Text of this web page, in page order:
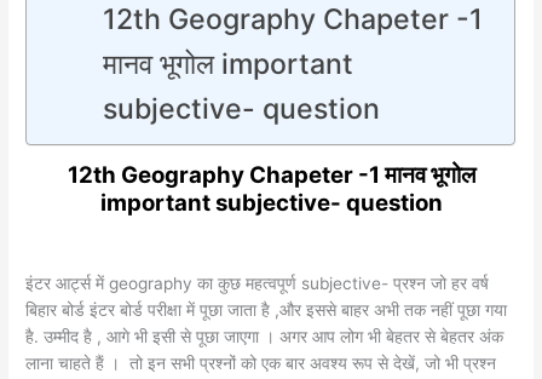
12th Geography Chapeter -1
मानव भूगोल important
subjective- question
12th Geography Chapeter -1 मानव भूगोल
important subjective- question
इंटर आर्ट्स में geography का कुछ महत्वपूर्ण subjective- प्रश्न जो हर वर्ष
बिहार बोर्ड इंटर बोर्ड परीक्षा में पूछा जाता है ,और इससे बाहर अभी तक नहीं पूछा गया
है. उम्मीद है , आगे भी इसी से पूछा जाएगा । अगर आप लोग भी बेहतर से बेहतर अंक
लाना चाहते हैं । तो इन सभी प्रश्नों को एक बार अवश्य रूप से देखें, जो भी प्रश्न